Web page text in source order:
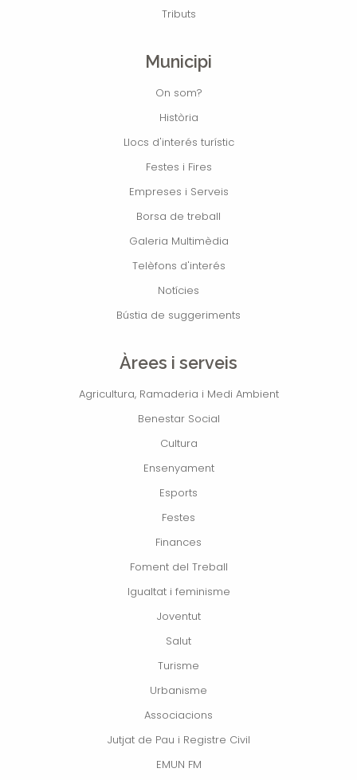
Tributs
Municipi
On som?
Història
Llocs d'interés turístic
Festes i Fires
Empreses i Serveis
Borsa de treball
Galeria Multimèdia
Telèfons d'interés
Notícies
Bústia de suggeriments
Àrees i serveis
Agricultura, Ramaderia i Medi Ambient
Benestar Social
Cultura
Ensenyament
Esports
Festes
Finances
Foment del Treball
Igualtat i feminisme
Joventut
Salut
Turisme
Urbanisme
Associacions
Jutjat de Pau i Registre Civil
EMUN FM